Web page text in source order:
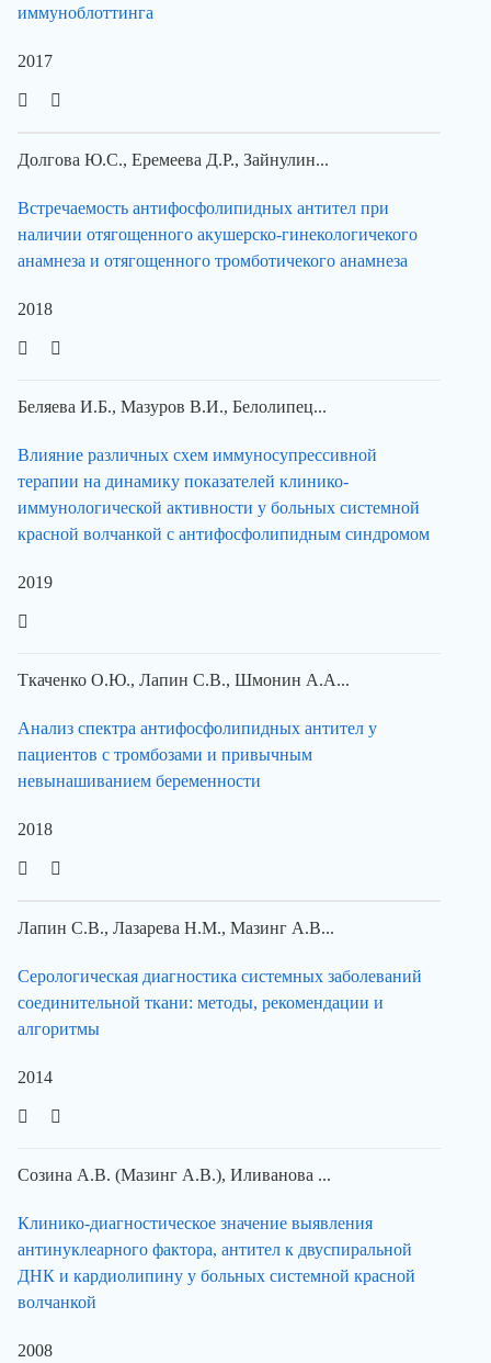
иммуноблоттинга
2017
Долгова Ю.С., Еремеева Д.Р., Зайнулин...
Встречаемость антифосфолипидных антител при
наличии отягощенного акушерско-гинекологичекого
анамнеза и отягощенного тромботичекого анамнеза
2018
Беляева И.Б., Мазуров В.И., Белолипец...
Влияние различных схем иммуносупрессивной
терапии на динамику показателей клинико-
иммунологической активности у больных системной
красной волчанкой с антифосфолипидным синдромом
2019
Ткаченко О.Ю., Лапин С.В., Шмонин А.А...
Анализ спектра антифосфолипидных антител у
пациентов с тромбозами и привычным
невынашиванием беременности
2018
Лапин С.В., Лазарева Н.М., Мазинг А.В...
Серологическая диагностика системных заболеваний
соединительной ткани: методы, рекомендации и
алгоритмы
2014
Созина А.В. (Мазинг А.В.), Иливанова ...
Клинико-диагностическое значение выявления
антинуклеарного фактора, антител к двуспиральной
ДНК и кардиолипину у больных системной красной
волчанкой
2008